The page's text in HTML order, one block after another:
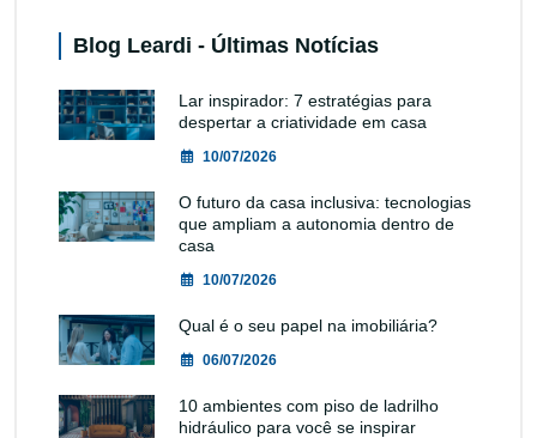
Blog Leardi - Últimas Notícias
Lar inspirador: 7 estratégias para
despertar a criatividade em casa
10/07/2026
O futuro da casa inclusiva: tecnologias
que ampliam a autonomia dentro de
casa
10/07/2026
Qual é o seu papel na imobiliária?
06/07/2026
10 ambientes com piso de ladrilho
hidráulico para você se inspirar